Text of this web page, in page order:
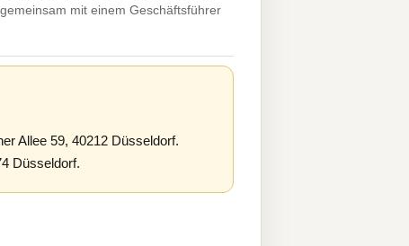
mit einem Geschäftsführer
Allee 59, 40212 Düsseldorf.
Düsseldorf.